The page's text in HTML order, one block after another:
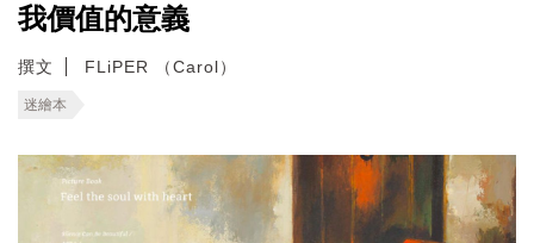
我價值的意義
撰文 FLiPER （Carol）
迷繪本